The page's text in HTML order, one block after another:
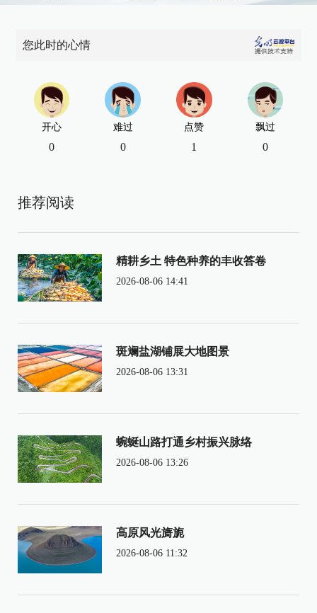
您此时的心情
开心
0
难过
0
点赞
1
飘过
0
推荐阅读
精耕乡土 特色种养的丰收答卷
2026-08-06 14:41
斑斓盐湖铺展大地图景
2026-08-06 13:31
蜿蜒山路打通乡村振兴脉络
2026-08-06 13:26
高原风光旖旎
2026-08-06 11:32